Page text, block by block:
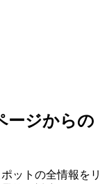
ージからの
ットの全情報をリ